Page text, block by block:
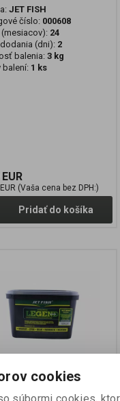
JET FISH
číslo: 000608
(mesiacov): 24
(dni): 2
balenia: 3 kg
balení: 1 ks
(Vaša cena bez DPH:)
Pridať do košíka
cookies